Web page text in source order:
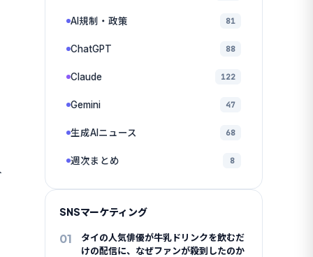
AI規制・政策 81
ChatGPT 88
Claude 122
Gemini 47
生成AIニュース 68
週次まとめ 8
SNSマーケティング
01
タイの人気俳優が牛乳ドリンクを飲むだ
けの配信に、なぜファンが殺到したのか